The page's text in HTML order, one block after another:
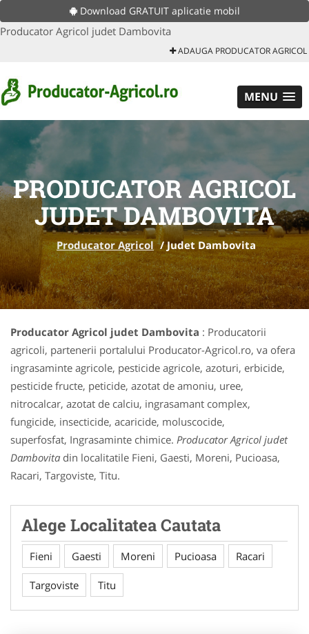
Download GRATUIT aplicatie mobil
Producator Agricol judet Dambovita
ADAUGA PRODUCATOR AGRICOL
MENU
PRODUCATOR AGRICOL
JUDET DAMBOVITA
Producator Agricol /Judet Dambovita
Producator Agricol judet Dambovita : Producatorii
agricoli, partenerii portalului Producator-Agricol.ro, va ofera
ingrasaminte agricole, pesticide agricole, azoturi, erbicide,
pesticide fructe, peticide, azotat de amoniu, uree,
nitrocalcar, azotat de calciu, ingrasamant complex,
fungicide, insecticide, acaricide, moluscocide,
superfosfat, Ingrasaminte chimice. Producator Agricol judet
Dambovita din localitatile Fieni, Gaesti, Moreni, Pucioasa,
Racari, Targoviste, Titu.
Alege Localitatea Cautata
Fieni Gaesti Moreni Pucioasa Racari
Targoviste Titu